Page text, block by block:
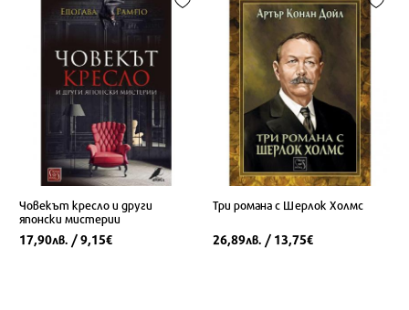
Човекът кресло и други
японски мистерии
17,90лв. / 9,15€
Три романа с Шерлок Холмс
26,89лв. / 13,75€